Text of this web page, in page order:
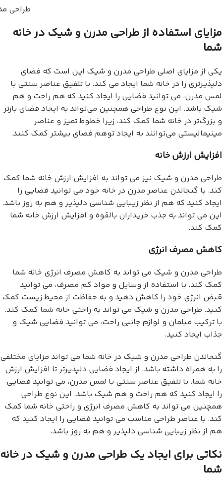
طراحی
مزایای استفاده از طراحی مدرن و شیک در خانه
شما
یکی از مزایای اصلی طراحی مدرن و شیک این است که فضای
دلپذیرتری را در خانه شما ایجاد می کند. با تلفیق عناصر سنتی با
لمس مدرن، می توانید فضایی را ایجاد کنید که هم راحت و هم
شیک باشد. این نوع طراحی همچنین می‌تواند به ایجاد فضای بازتر
و بزرگ‌تر در خانه شما کمک کند، زیرا خطوط تمیز و عناصر
مینیمالیستی می‌توانند به ایجاد توهم فضای بیشتر کمک کنند.
افزایش ارزش خانه
طراحی مدرن و شیک نیز می تواند به افزایش ارزش خانه شما کمک
کند. با گنجاندن عناصر مدرن در خانه خود می توانید فضایی را
ایجاد کنید که هم از نظر زیبایی شناسی دلپذیر و هم به روز باشد.
این می تواند به جذب خریداران بالقوه و افزایش ارزش خانه شما
کمک کند.
کاهش مصرف انرژی
طراحی مدرن و شیک می تواند به کاهش مصرف انرژی خانه شما
کمک کند. با استفاده از وسایل و مواد کم مصرف، می توانید
قبض انرژی خود را کاهش دهید و به حفاظت از محیط زیست کمک
کنید. طراحی مدرن و شیک می تواند به راحتی خانه شما کمک کند.
با ترکیب مبلمان و لوازم جانبی راحت، می توانید فضایی شیک و
جذاب ایجاد کنید.
گنجاندن طراحی مدرن و شیک در خانه شما می تواند مزایای مختلفی
را به همراه داشته باشد، از ایجاد فضایی دلپذیرتر تا افزایش ارزش
خانه شما. با تلفیق عناصر سنتی با لمس مدرن، می توانید فضایی
را ایجاد کنید که هم راحت و هم شیک باشد. این نوع طراحی
همچنین می تواند به کاهش مصرف انرژی و راحتی خانه شما کمک
کند. با عناصر طراحی مناسب می توانید فضایی را ایجاد کنید که
هم از نظر زیبایی شناسی دلپذیر و هم به روز باشد.
نکاتی برای ایجاد یک طراحی مدرن و شیک در خانه
شما